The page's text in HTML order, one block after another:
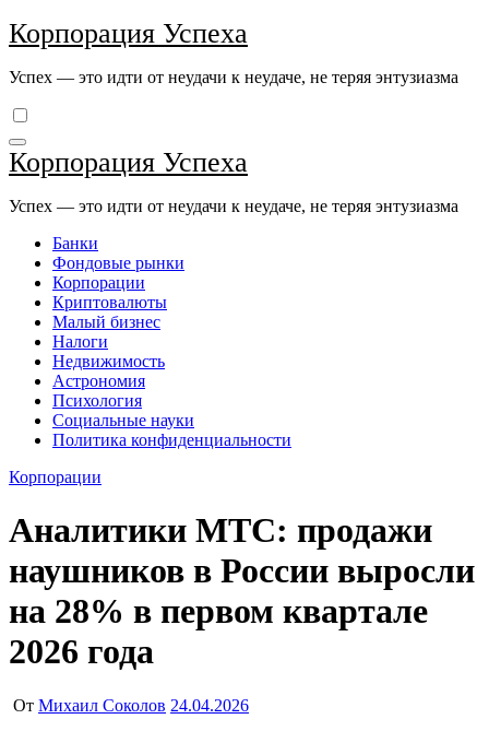
Перейти
к
Корпорация Успеха
Успех — это идти от неудачи к неудаче, не теряя энтузиазма
Корпорация Успеха
Успех — это идти от неудачи к неудаче, не теряя энтузиазма
Банки
Фондовые рынки
Корпорации
Криптовалюты
Малый бизнес
Налоги
Недвижимость
Астрономия
Психология
Социальные науки
Политика конфиденциальности
Корпорации
Аналитики МТС: продажи
наушников в России выросли
на 28% в первом квартале
2026 года
От Михаил Соколов 24.04.2026